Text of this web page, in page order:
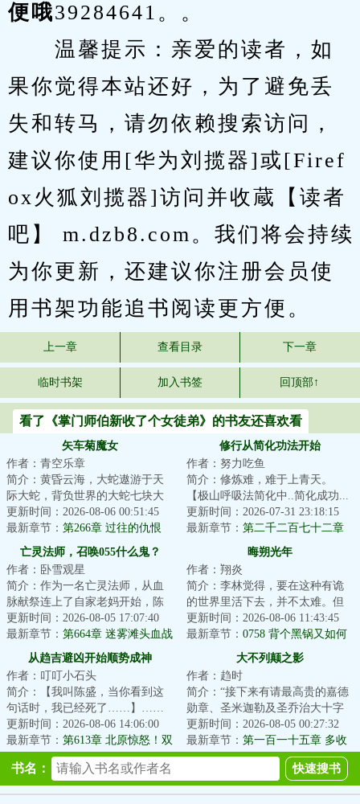
便哦39284641。。
温馨提示：亲爱的读者，如
果你觉得本站还好，为了避免丢
失和转马，请勿依赖搜索访问，
建议你使用[华为刘揽器]或[Firef
ox火狐刘揽器]访问并收蔵【读者
吧】 m.dzb8.com。我们将会持续
为你更新，还建议你注册会员使
用书架功能追书阅读更方便。
上一章 查看目录 下一章
临时书架 加入书签 回顶部↑
看了《掌门师伯新收了个女徒弟》的书友还喜欢看
矢车菊魔女
作者：青空乐章
简介：黄昏云海，大蛇遨游于天
际大蛇，背负世界的大蛇七块大
陆于蛇背之上起伏，亿万生灵随
之于云海飘摇这...
更新时间：2026-08-06 00:51:45
最新章节： 第266章 过往的仇恨
修行从简化功法开始
作者：努力吃鱼
简介：修炼难，难于上青天。
【极山呼吸法简化中..简化成功...
极山呼吸法→呼吸!】陈斐深吸了
一口气。【极...
更新时间：2026-07-31 23:18:15
最新章节： 第二千二百七十二章
亡灵法师，召唤055什么鬼？
作者：卧雪观星
简介：作为一名亡灵法师，从血
脉献祭连上了自家老妈开始，陈
默的画风就彻底走歪了。别人召
唤僵尸，我家骷...
更新时间：2026-08-05 17:07:40
最新章节： 第664章 迷雾滩头血战
领主豁然开朗 瀚海漫卷红旗
晦朔光年
作者：翔炎
简介：李林觉得，要在这种有诡
的世界里活下去，并不太难。但
单纯地活着，似乎又太没有上进
心了。那就定个...
更新时间：2026-08-06 11:43:45
最新章节： 0758 背个黑锅又如何
从趋吉避凶开始顺势成神
作者：叮叮小石头
简介：【我叫陈盛，当你看到这
句话时，我已经死了……】……
一朝穿越，命如草芥，睁眼便是
两军对垒的生死...
更新时间：2026-08-06 14:06:00
最新章节： 第613章 北原惊怒！双
赢之策？！
大不列颠之影
作者：趋时
简介：“接下来有请最高贵的嘉德
勋章、圣米迦勒及圣乔治大十字
骑士勋章、巴斯大十字骑士勋
章、维多利亚十...
更新时间：2026-08-05 00:27:32
最新章节： 第一百一十五章 多收
了三五斗
书名：